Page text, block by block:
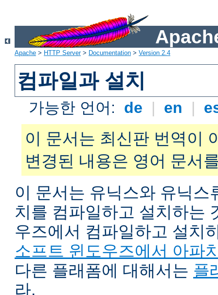
Apache > HTTP Server> Documentation > Version 2.4
컴파일과 설치
가능한 언어: de | en |
이 문서는 최신판 번역이
변경된 내용은 영어 문서
이 문서는 유닉스와 유닉스
치를 컴파일하고 설치하는
우즈에서 컴파일하고 설치
소프트 윈도우즈에서 아파
다른 플래폼에 대해서는 플
라.